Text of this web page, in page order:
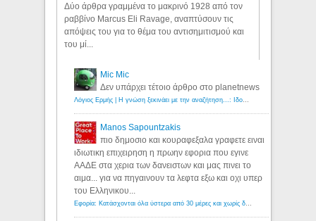
Δύο άρθρα γραμμένα το μακρινό 1928 από τον
ραββίνο Marcus Eli Ravage, αναπτύσουν τις
απόψεις του για το θέμα του αντισημιτισμού και
του μί...
Mic Mic
Δεν υπάρχει τέτοιο άρθρο στο planetnews
Λόγιος Ερμής | Η γνώση ξεκινάει με την αναζήτηση...: Ιδού οι 18 που χρωστούν 11 δις ευρώ!
Manos Sapountzakis
πιο δημοσιο και κουραφεξαλα γραφετε ειναι
ιδιωτικη επιχειρηση η πρωην εφορια που εγινε
ΑΑΔΕ στα χερια των δανειστων και μας πινει το
αιμα... για να πηγαινουν τα λεφτα εξω και οχι υπερ
του Ελληνικου...
Εφορία: Κατάσχονται όλα ύστερα από 30 μέρες και χωρίς δικαστικές αποφάσεις - Λόγιος Ερμής